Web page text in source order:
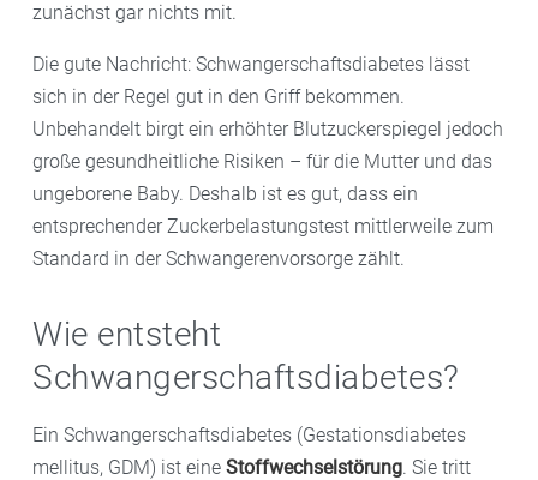
zunächst gar nichts mit.
Die gute Nachricht: Schwangerschaftsdiabetes lässt
sich in der Regel gut in den Griff bekommen.
Unbehandelt birgt ein erhöhter Blutzuckerspiegel jedoch
große gesundheitliche Risiken – für die Mutter und das
ungeborene Baby. Deshalb ist es gut, dass ein
entsprechender Zuckerbelastungstest mittlerweile zum
Standard in der Schwangerenvorsorge zählt.
Wie entsteht
Schwangerschaftsdiabetes?
Ein Schwangerschaftsdiabetes (Gestationsdiabetes
mellitus, GDM) ist eine Stoffwechselstörung. Sie tritt